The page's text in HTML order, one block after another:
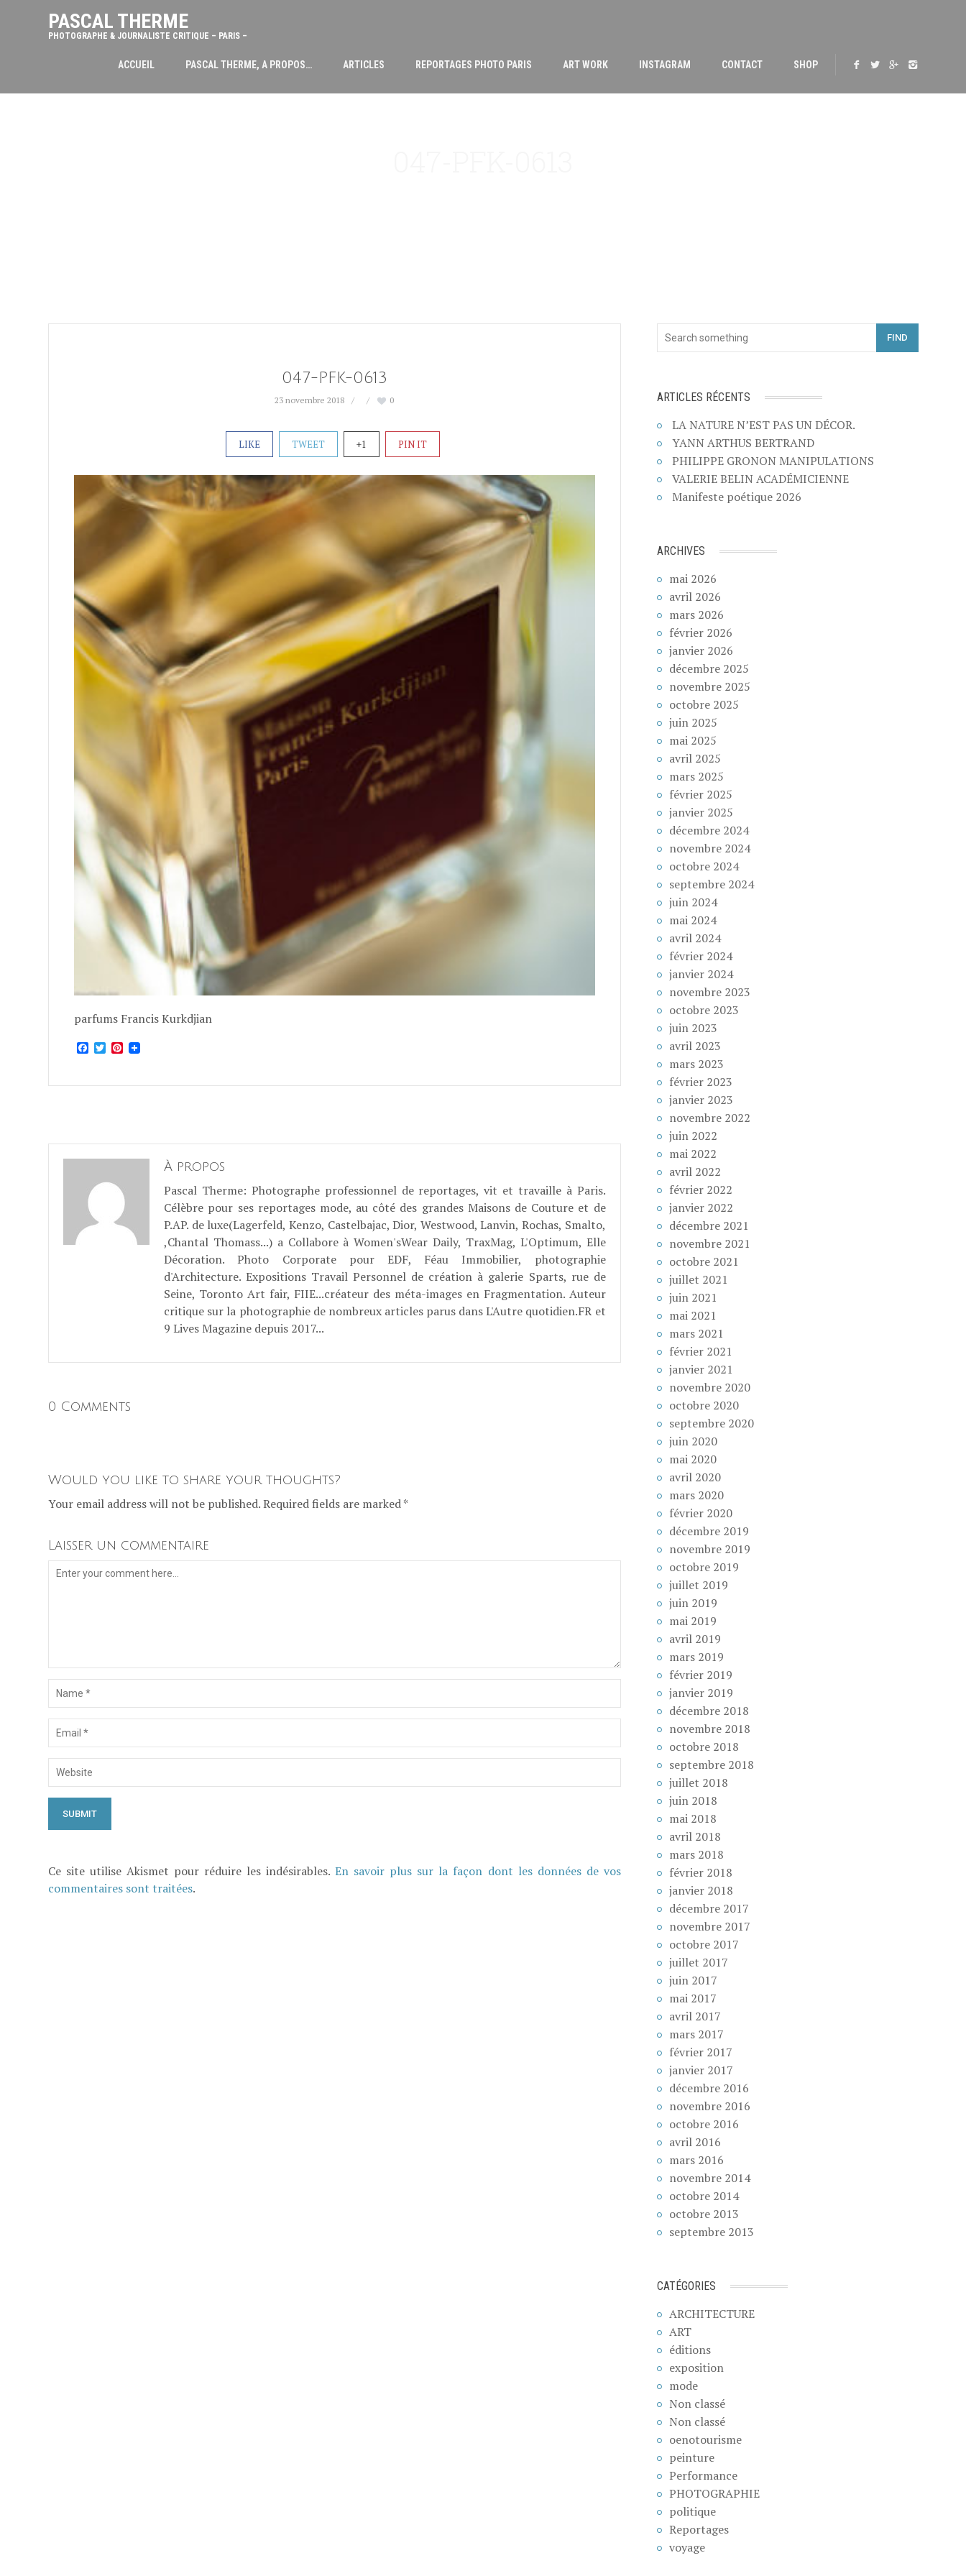
PASCAL THERME
PHOTOGRAPHE & JOURNALISTE CRITIQUE – PARIS –
ACCUEIL PASCAL THERME, A PROPOS… ARTICLES REPORTAGES PHOTO PARIS ART WORK INSTAGRAM CONTACT SHOP
047-PFK-0613
23 novembre 2018 0
LIKE TWEET +1 PIN IT
parfums Francis Kurkdjian
Facebook
TwitterPinterest
À propos
Pascal Therme: Photographe professionnel de reportages, vit et travaille à Paris.
Célèbre pour ses reportages mode, au côté des grandes Maisons de Couture et de
P.AP. de luxe(Lagerfeld, Kenzo, Castelbajac, Dior, Westwood, Lanvin, Rochas, Smalto,
,Chantal Thomass...) a Collabore à Women'sWear Daily, TraxMag, L'Optimum, Elle
Décoration. Photo Corporate pour EDF, Féau Immobilier, photographie
d'Architecture. Expositions Travail Personnel de création à galerie Sparts, rue de
Seine, Toronto Art fair, FIIE...créateur des méta-images en Fragmentation. Auteur
critique sur la photographie de nombreux articles parus dans L'Autre quotidien.FR et
9 Lives Magazine depuis 2017...
0 Comments
Would you like to share your thoughts?
Your email address will not be published. Required fields are marked *
Laisser un commentaire
Ce site utilise Akismet pour réduire les indésirables.En savoir plus sur la façon dont les données de vos
commentaires sont traitées.
FIND
ARTICLES RÉCENTS
LA NATURE N’EST PAS UN DÉCOR.
YANN ARTHUS BERTRAND
PHILIPPE GRONON MANIPULATIONS
VALERIE BELIN ACADÉMICIENNE
Manifeste poétique 2026
ARCHIVES
mai 2026
avril 2026
mars 2026
février 2026
janvier 2026
décembre 2025
novembre 2025
octobre 2025
juin 2025
mai 2025
avril 2025
mars 2025
février 2025
janvier 2025
décembre 2024
novembre 2024
octobre 2024
septembre 2024
juin 2024
mai 2024
avril 2024
février 2024
janvier 2024
novembre 2023
octobre 2023
juin 2023
avril 2023
mars 2023
février 2023
janvier 2023
novembre 2022
juin 2022
mai 2022
avril 2022
février 2022
janvier 2022
décembre 2021
novembre 2021
octobre 2021
juillet 2021
juin 2021
mai 2021
mars 2021
février 2021
janvier 2021
novembre 2020
octobre 2020
septembre 2020
juin 2020
mai 2020
avril 2020
mars 2020
février 2020
décembre 2019
novembre 2019
octobre 2019
juillet 2019
juin 2019
mai 2019
avril 2019
mars 2019
février 2019
janvier 2019
décembre 2018
novembre 2018
octobre 2018
septembre 2018
juillet 2018
juin 2018
mai 2018
avril 2018
mars 2018
février 2018
janvier 2018
décembre 2017
novembre 2017
octobre 2017
juillet 2017
juin 2017
mai 2017
avril 2017
mars 2017
février 2017
janvier 2017
décembre 2016
novembre 2016
octobre 2016
avril 2016
mars 2016
novembre 2014
octobre 2014
octobre 2013
septembre 2013
CATÉGORIES
ARCHITECTURE
ART
éditions
exposition
mode
Non classé
Non classé
oenotourisme
peinture
Performance
PHOTOGRAPHIE
politique
Reportages
voyage